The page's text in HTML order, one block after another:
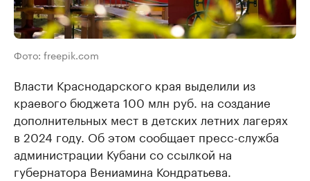
Фото: freepik.com
Власти Краснодарского края выделили из
краевого бюджета 100 млн руб. на создание
дополнительных мест в детских летних лагерях
в 2024 году. Об этом сообщает пресс-служба
администрации Кубани со ссылкой на
губернатора Вениамина Кондратьева.